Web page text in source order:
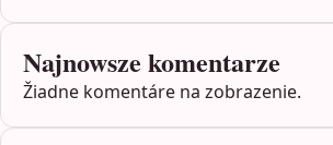
Najnowsze komentarze
Žiadne komentáre na zobrazenie.